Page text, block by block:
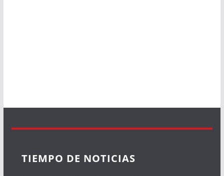
TIEMPO DE NOTICIAS